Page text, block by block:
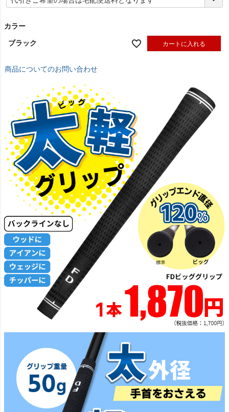
必
カラー
ブラック カートに入れる
商品についてのお問い合わせ